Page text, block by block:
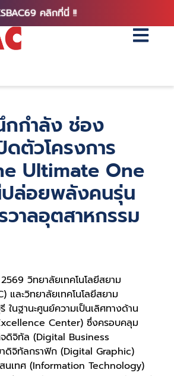
คลิกที่นี่ !!
กกำลัง ช่อง
ดตัวโครงการ
Ultimate One
ปล่อยพลังคนรุ่น
วาลอุตสาหกรรม
วิทยาลัยเทคโนโลยีสยาม
และวิทยาลัยเทคโนโลยีสยาม
ในฐานะศูนย์ความเป็นเลิศทางด้าน
Center) ซึ่งครอบคลุม
จดิจิทัล (Digital Business
ดิจิทัลกราฟิก (Digital Graphic)
สนเทศ (Information Technology)